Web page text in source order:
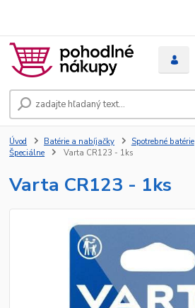
Úvod Batérie a nabíjačky Spotrebné batérie
Špeciálne
Varta CR123 - 1ks
Varta CR123 - 1ks